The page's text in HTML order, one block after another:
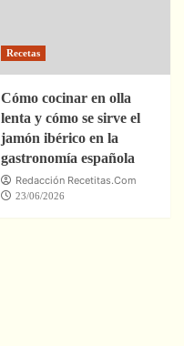
Recetas
Cómo cocinar en olla
lenta y cómo se sirve el
jamón ibérico en la
gastronomía española
Redacción Recetitas.Com
23/06/2026